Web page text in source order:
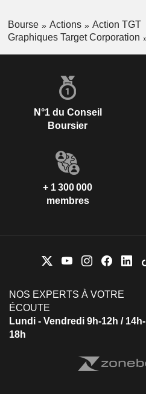
Bourse Actions
Action TGT
Graphiques Target Corporation
N°1 du Conseil
Boursier
+ 1 300 000
membres
NOS EXPERTS À VOTRE
ÉCOUTE
Lundi - Vendredi 9h-12h / 14h-
18h